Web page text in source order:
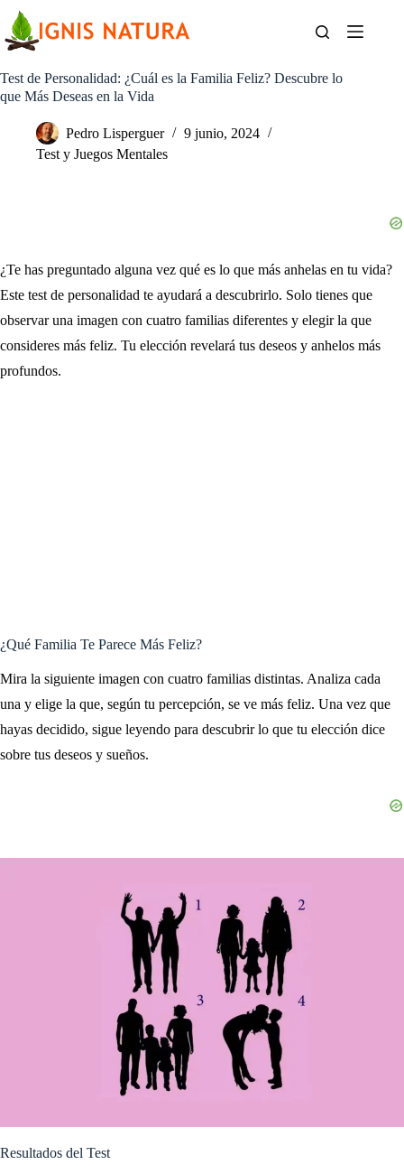
contenido
Test de Personalidad: ¿Cuál es la Familia Feliz? Descubre lo
que Más Deseas en la Vida
Pedro Lisperguer
9 junio, 2024
Test y Juegos Mentales
¿Te has preguntado alguna vez qué es lo que más anhelas en tu vida?
Este test de personalidad te ayudará a descubrirlo. Solo tienes que
observar una imagen con cuatro familias diferentes y elegir la que
consideres más feliz. Tu elección revelará tus deseos y anhelos más
profundos.
¿Qué Familia Te Parece Más Feliz?
Mira la siguiente imagen con cuatro familias distintas. Analiza cada
una y elige la que, según tu percepción, se ve más feliz. Una vez que
hayas decidido, sigue leyendo para descubrir lo que tu elección dice
sobre tus deseos y sueños.
Resultados del Test